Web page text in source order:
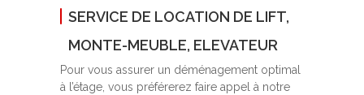
SERVICE DE LOCATION DE LIFT,
MONTE-MEUBLE, ELEVATEUR
Pour vous assurer un déménagement optimal
à l’étage, vous préférerez faire appel à notre